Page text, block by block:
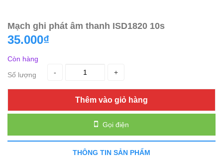
Mạch ghi phát âm thanh ISD1820 10s
35.000₫
Còn hàng
Số lượng
- +
Thêm vào giỏ hàng
Gọi điện
THÔNG TIN SẢN PHẨM